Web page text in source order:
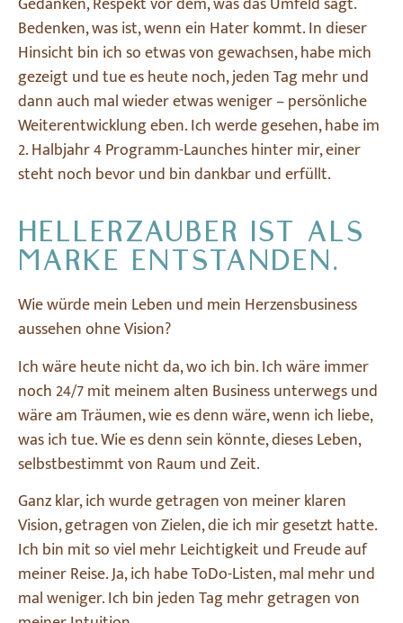
Bedenken, was ist, wenn ein Hater kommt. In dieser
Hinsicht bin ich so etwas von gewachsen, habe mich
gezeigt und tue es heute noch, jeden Tag mehr und
dann auch mal wieder etwas weniger – persönliche
Weiterentwicklung eben. Ich werde gesehen, habe im
2. Halbjahr 4 Programm-Launches hinter mir, einer
steht noch bevor und bin dankbar und erfüllt.
HELLERZAUBER IST ALS
MARKE ENTSTANDEN.
Wie würde mein Leben und mein Herzensbusiness
aussehen ohne Vision?
Ich wäre heute nicht da, wo ich bin. Ich wäre immer
noch 24/7 mit meinem alten Business unterwegs und
wäre am Träumen, wie es denn wäre, wenn ich liebe,
was ich tue. Wie es denn sein könnte, dieses Leben,
selbstbestimmt von Raum und Zeit.
Ganz klar, ich wurde getragen von meiner klaren
Vision, getragen von Zielen, die ich mir gesetzt hatte.
Ich bin mit so viel mehr Leichtigkeit und Freude auf
meiner Reise. Ja, ich habe ToDo-Listen, mal mehr und
mal weniger. Ich bin jeden Tag mehr getragen von